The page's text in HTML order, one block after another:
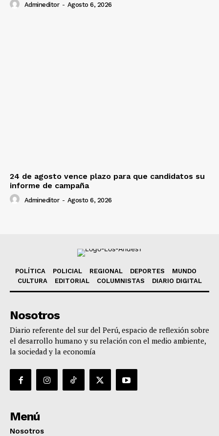
Admineditor - Agosto 6, 2026
24 de agosto vence plazo para que candidatos su
informe de campaña
Admineditor - Agosto 6, 2026
POLÍTICA POLICIAL REGIONAL DEPORTES
MUNDO
CULTURA
EDITORIAL COLUMNISTAS DIARIO DIGITAL
Nosotros
Diario referente del sur del Perú, espacio de reflexión sobre
el desarrollo humano y su relación con el medio ambiente,
la sociedad y la economía
Menú
Nosotros